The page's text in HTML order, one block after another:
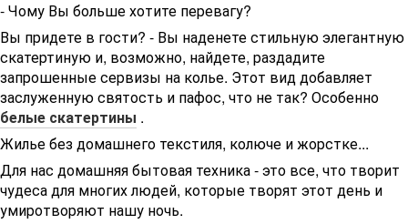
- Чому Вы больше хотите перевагу?
Вы придете в гости? - Вы наденете стильную элегантную
скатертиную и, возможно, найдете, раздадите
запрошенные сервизы на колье. Этот вид добавляет
заслуженную святость и пафос, что не так? Особенно
белые скатертины .
Жилье без домашнего текстиля, колюче и жорстке...
Для нас домашняя бытовая техника - это все, что творит
чудеса для многих людей, которые творят этот день и
умиротворяют нашу ночь.